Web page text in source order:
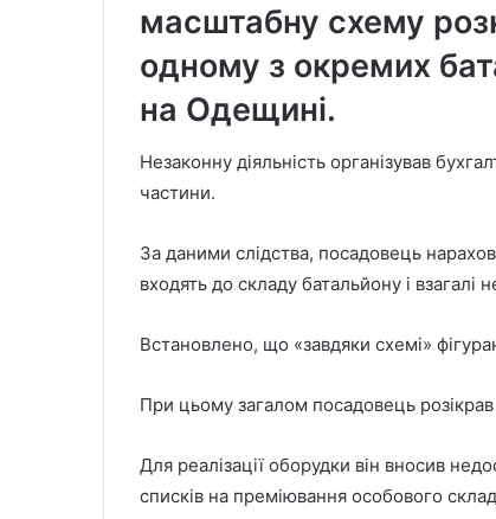
масштабну схему
одному з окремих
на Одещині.
Незаконну діяльність організував
частини.
За даними слідства, посадовець
входять до складу батальйону і
Встановлено, що «завдяки схемі»
При цьому загалом посадовець
Для реалізації оборудки він вносив
списків на преміювання особового